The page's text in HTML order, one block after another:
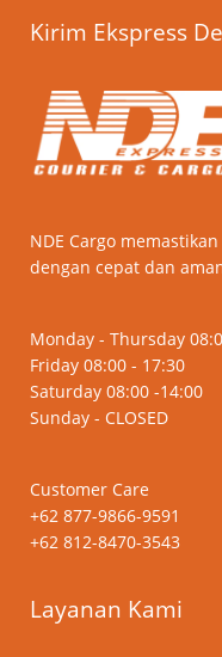
Kirim Ekspress
NDE Cargo
dengan cepat dan
Monday - Thursday
Friday 08:00 - 17:30
Saturday 08:00 -14:00
Sunday - CLOSED
Customer Care
+62 877-9866-9591
+62 812-8470-3543
Layanan Kami